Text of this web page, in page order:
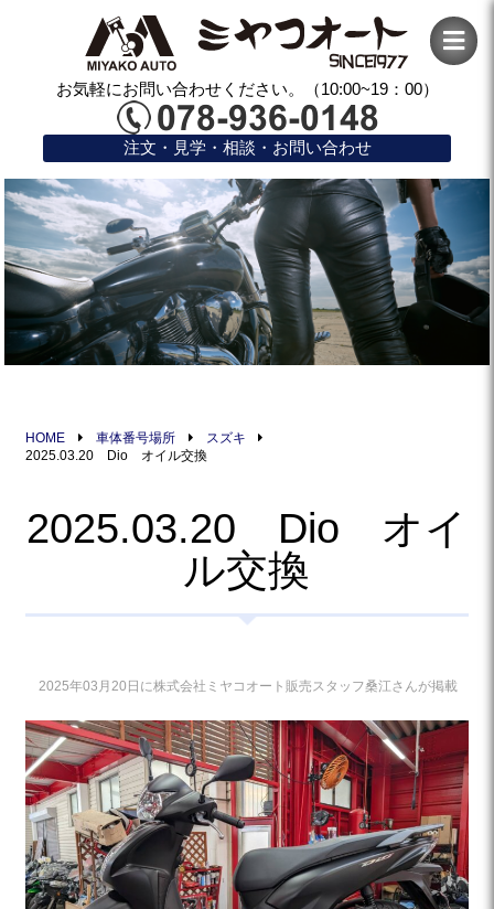
お気軽にお問い合わせください。（10:00~19：00）
注文・見学・相談・お問い合わせ
HOME 車体番号場所
スズキ
2025.03.20 Dio オイル交換
2025.03.20 Dio オイ
ル交換
2025年03月20日に株式会社ミヤコオート販売スタッフ桑江さんが掲載